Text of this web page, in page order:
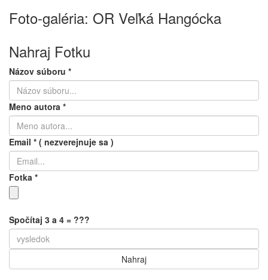
Foto-galéria: OR Veľká Hangócka
Nahraj Fotku
Názov súboru *
Meno autora *
Email * ( nezverejnuje sa )
Fotka *
Spočítaj 3 a 4 = ???